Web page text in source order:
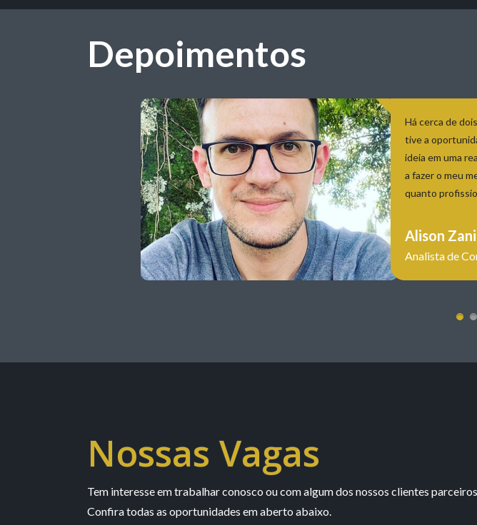
Depoimentos
Fazer parte
superar
enfrentar
continuar me
Brenda
Nossas Vagas
Tem interesse em trabalhar conosco ou com algum dos nossos clientes
Confira todas as oportunidades em aberto abaixo.